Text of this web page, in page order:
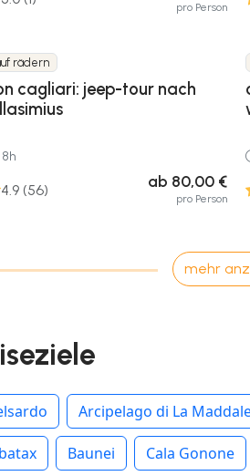
pro Person
rädern
cagliari: jeep-tour nach
4.9 (56) ab 80,00 €
pro Person
mehr
Arcipelago di La
Baunei Cala Gonone